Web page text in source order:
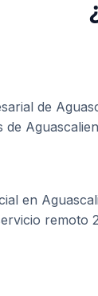
de
de
en
remoto